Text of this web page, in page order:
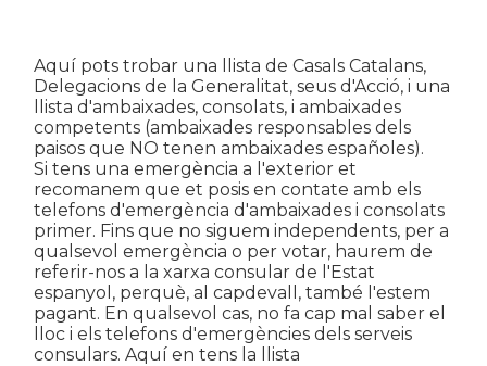
Aquí pots trobar una llista de Casals Catalans,
Delegacions de la Generalitat, seus d'Acció, i una
llista d'ambaixades, consolats, i ambaixades
competents (ambaixades responsables dels
paisos que NO tenen ambaixades españoles).
Si tens una emergència a l'exterior et
recomanem que et posis en contate amb els
telefons d'emergència d'ambaixades i consolats
primer. Fins que no siguem independents, per a
qualsevol emergència o per votar, haurem de
referir-nos a la xarxa consular de l'Estat
espanyol, perquè, al capdevall, també l'estem
pagant. En qualsevol cas, no fa cap mal saber el
lloc i els telefons d'emergències dels serveis
consulars. Aquí en tens la llista